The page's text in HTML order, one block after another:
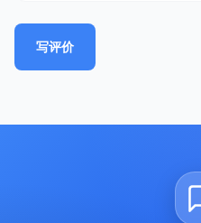
写评价